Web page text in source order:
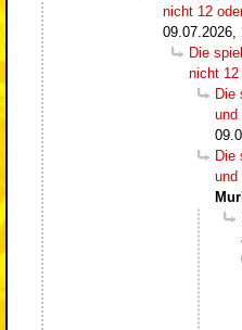
nicht 12
09.07.2026,
Die
nicht 12
Die
und
Die
und